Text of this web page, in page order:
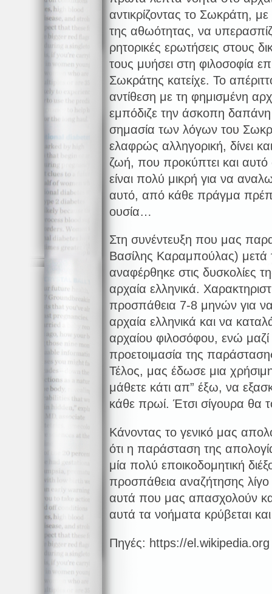
αντικρίζοντας το Σωκράτη,
της αθωότητας, να
ρητορικές ερωτήσεις στους
τους μυήσει στη φιλοσοφία
Σωκράτης κατείχε. Το
αντίθεση με τη φημισμένη
εμπόδιζε την άσκοπη δαπάνη
σημασία των λόγων του
ελαφρώς αλληγορική, δίνει
ζωή, που προκύπτει και
είναι πολύ μικρή για να
αυτό, από κάθε πράγμα
ουσία…
Στη συνέντευξη που μας
Βασίλης Καραμπούλας) μετά
αναφέρθηκε στις δυσκολίες
αρχαία ελληνικά.
προσπάθεια 7-8 μηνών για
αρχαία ελληνικά και να
αρχαίου φιλοσόφου, ενώ
προετοιμασία της
Τέλος, μας έδωσε μια
μάθετε κάτι απ” έξω, να
κάθε πρωί. Έτσι σίγουρα θα
Κάνοντας το γενικό μας
ότι η παράσταση της
μία πολύ εποικοδομητική
προσπάθεια αναζήτησης
αυτά που μας απασχολούν
αυτά τα νοήματα κρύβεται
Πηγές: https://el.wikipedia.org